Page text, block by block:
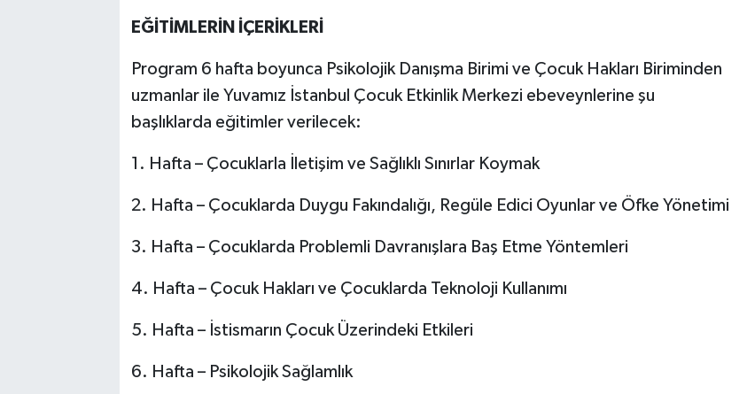
EĞİTİMLERİN İÇERİKLERİ
Program 6 hafta boyunca Psikolojik Danışma Birimi ve Çocuk Hakları Biriminden
uzmanlar ile Yuvamız İstanbul Çocuk Etkinlik Merkezi ebeveynlerine şu
başlıklarda eğitimler verilecek:
1. Hafta – Çocuklarla İletişim ve Sağlıklı Sınırlar Koymak
2. Hafta – Çocuklarda Duygu Fakındalığı, Regüle Edici Oyunlar ve Öfke Yönetimi
3. Hafta – Çocuklarda Problemli Davranışlara Baş Etme Yöntemleri
4. Hafta – Çocuk Hakları ve Çocuklarda Teknoloji Kullanımı
5. Hafta – İstismarın Çocuk Üzerindeki Etkileri
6. Hafta – Psikolojik Sağlamlık